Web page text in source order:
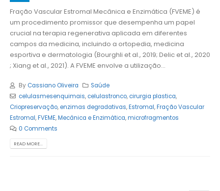
Fração Vascular Estromal Mecânica e Enzimática (FVEME) é
um procedimento promissor que desempenha um papel
crucial na terapia regenerativa aplicada em diferentes
campos da medicina, incluindo a ortopedia, medicina
esportiva e dermatologia (Bourghli et al., 2019; Delic et al., 2020
; Xiang et al., 2021). A FVEME envolve a utilização...
ByCassiano Oliveira
Saúde
celulasmesenquimais,celulastronco,cirurgia plastica,
Criopreservação,enzimas degradativas,Estromal,Fração Vascular
Estromal,FVEME,Mecânica e Enzimática,microfragmentos
0 Comments
READ MORE...